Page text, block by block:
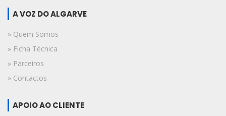
A VOZ DO ALGARVE
» Quem Somos
» Ficha Técnica
» Parceiros
» Contactos
APOIO AO CLIENTE